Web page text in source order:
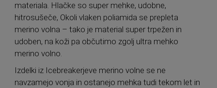
materiala. Hlačke so super mehke, udobne,
hitrosušeče, Okoli vlaken poliamida se prepleta
merino volna – tako je material super trpežen in
udoben, na koži pa občutimo zgolj ultra mehko
merino volno.
Izdelki iz Icebreakerjeve merino volne se ne
navzamejo vonja in ostanejo mehka tudi tekom let in